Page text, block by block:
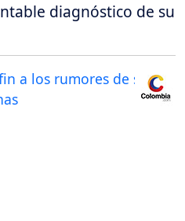
diagnóstico de su